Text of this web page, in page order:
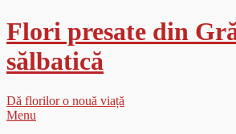
Flori presate din
sălbatică
Dă florilor o nouă viață
Menu